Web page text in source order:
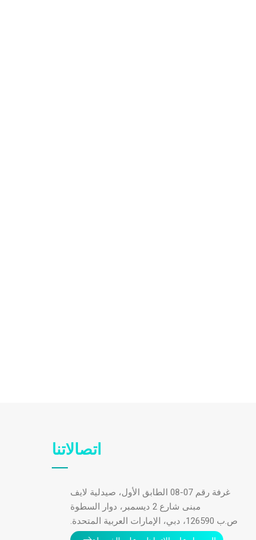
اتصالاتنا
غرفة رقم 07-08 الطابق الأول، صيدلية لايف
مبنى شارع 2 ديسمبر، دوار السطوة
ص.ب 126590، دبي، الإمارات العربية المتحدة.